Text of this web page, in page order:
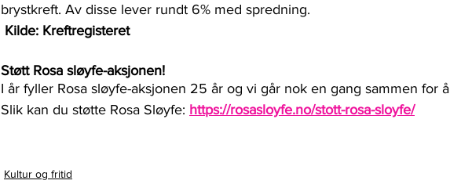
brystkreft. Av disse lever rundt 6% med spredning.
Kilde: Kreftregisteret
Støtt Rosa sløyfe-aksjonen!
I år fyller Rosa sløyfe-aksjonen 25 år og vi går nok en gang sammen for
Slik kan du støtte Rosa Sløyfe: https://rosasloyfe.no/stott-rosa-sloyfe/
Kultur og fritid